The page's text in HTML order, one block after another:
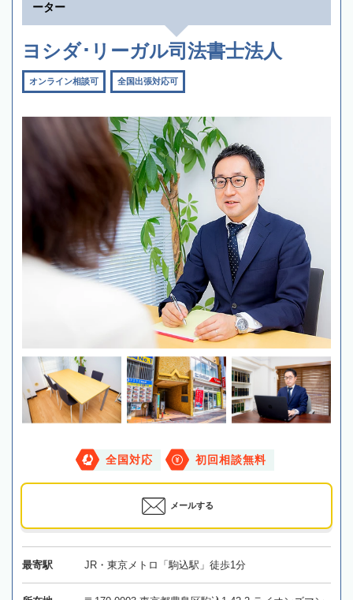
ーター
ヨシダ･リーガル司法書士法人
オンライン相談可 全国出張対応可
全国対応 初回相談無料
メールする
最寄駅 JR・東京メトロ「駒込駅」徒歩1分